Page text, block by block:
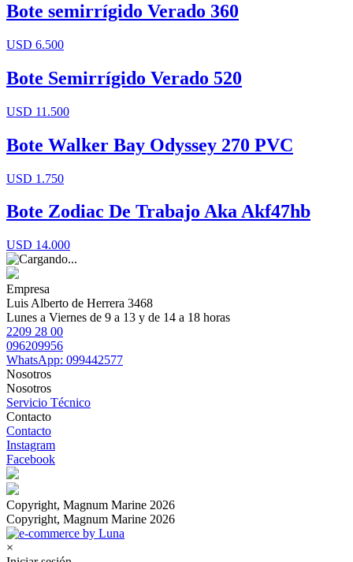
Bote semirrígido Verado 360
USD 6.500
Bote Semirrígido Verado 520
USD 11.500
Bote Walker Bay Odyssey 270 PVC
USD 1.750
Bote Zodiac De Trabajo Aka Akf47hb
USD 14.000
Empresa
Luis Alberto de Herrera 3468
Lunes a Viernes de 9 a 13 y de 14 a 18 horas
2209 28 00
096209956
WhatsApp: 099442577
Nosotros
Nosotros
Servicio Técnico
Contacto
Contacto
Instagram
Facebook
Copyright, Magnum Marine 2026
Copyright, Magnum Marine 2026
×